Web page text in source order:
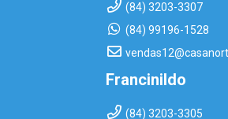
(84) 3203-3307
(84) 99196-1528
Francinildo
(84) 3203-3305